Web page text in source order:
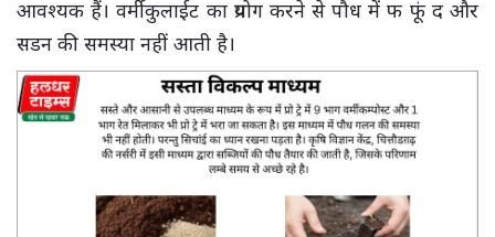
आवश्यक हैं। वर्मीकुलाईट का प्रयोग करने से पौध में फ फूं द और
सडन की समस्या नहीं आती है।